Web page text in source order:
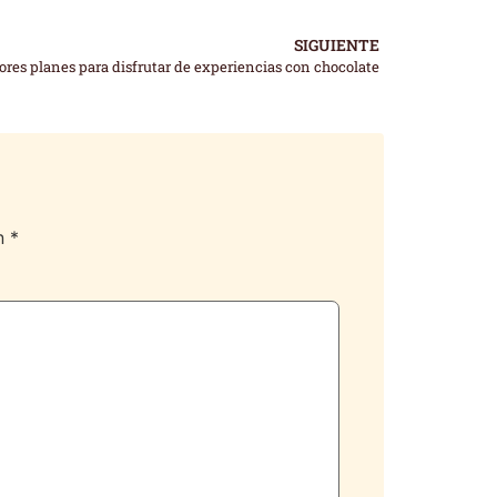
SIGUIENTE
planes para disfrutar de experiencias con chocolate
*